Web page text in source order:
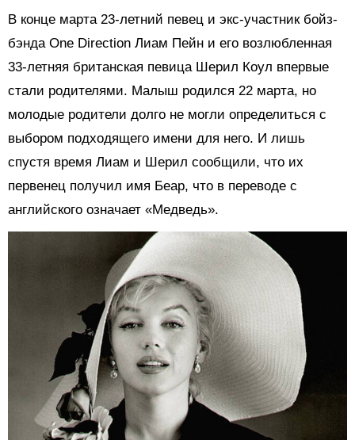
В конце марта 23-летний певец и экс-участник бойз-
бэнда One Direction Лиам Пейн и его возлюбленная
33-летняя британская певица Шерил Коул впервые
стали родителями. Малыш родился 22 марта, но
молодые родители долго не могли определиться с
выбором подходящего имени для него. И лишь
спустя время Лиам и Шерил сообщили, что их
первенец получил имя Беар, что в переводе с
английского означает «Медведь».